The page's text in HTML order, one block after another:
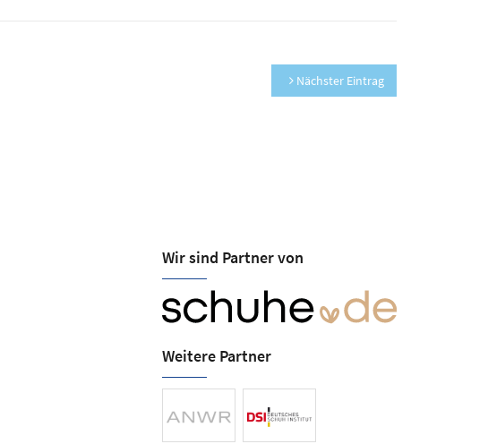
Nächster Eintrag
Öffnungszeiten
Mo-Fr 09:30-18:00
Schuhhaus
Kirchenstraße 7
Wir sind Partner von
Weitere Partner